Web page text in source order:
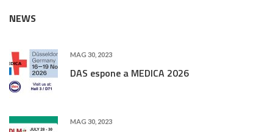
NEWS
MAG 30, 2023
DAS espone a MEDICA 2026
MAG 30, 2023